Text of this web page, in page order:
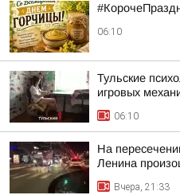
06:10
Тульские
игровых
06:10
На
Ленина
Вчера, 21:33